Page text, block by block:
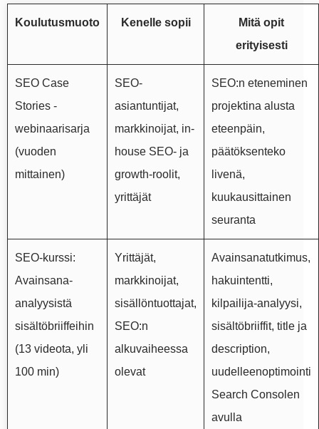
Koulutusmuoto Kenelle sopii
Mitä opit
erityisesti
SEO Case
Stories -
webinaarisarja
(vuoden
mittainen)
SEO-
asiantuntijat,
markkinoijat, in-
house SEO- ja
growth-roolit,
yrittäjät
SEO:n eteneminen
projektina alusta
eteenpäin,
päätöksenteko
livenä,
kuukausittainen
seuranta
SEO-kurssi:
Avainsana-
analyysistä
sisältöbriiffeihin
(13 videota, yli
100 min)
Yrittäjät,
markkinoijat,
sisällöntuottajat,
SEO:n
alkuvaiheessa
olevat
Avainsanatutkimus,
hakuintentti,
kilpailija-analyysi,
sisältöbriiffit, title ja
description,
uudelleenoptimointi
Search Consolen
avulla